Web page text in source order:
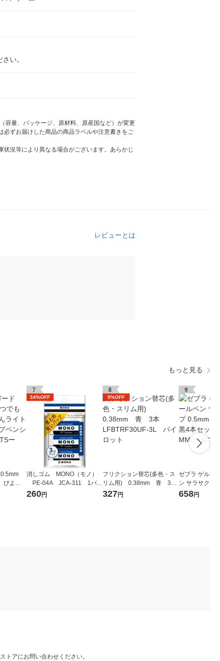
い。
容量、パッケージ、原材料、原産国など）が変更
ずお届けした商品の商品ラベルや注意書きをご
況等により異なる場合がございます。あらかじ
レビューとは
もっと見る
0.5mm
ぴよち
ャー
7
34%OFF
消しゴム MONO（モノ）
PE-04A JCA-311 1パ
ック（3個入） トンボ鉛筆
260円
8
9%OFF
フリクション替芯(多色・ス
リム用) 0.38mm 青 3
本 LFBTRF30UF-3L パイ
327円
9
ゼブラ ゲルイ
ン サラサクリ
定 ムーミン 黒
658円
トアにお問い合わせください。